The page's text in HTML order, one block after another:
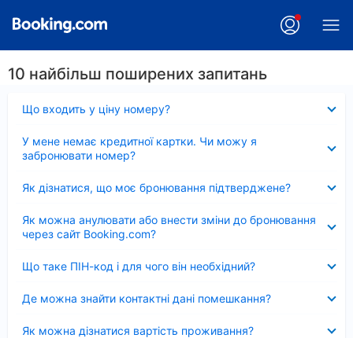
10 найбільш поширених запитань
Що входить у ціну номеру?
У мене немає кредитної картки. Чи можу я
забронювати номер?
Як дізнатися, що моє бронювання підтверджене?
Як можна анулювати або внести зміни до бронювання
через сайт Booking.com?
Що таке ПІН-код і для чого він необхідний?
Де можна знайти контактні дані помешкання?
Як можна дізнатися вартість проживання?